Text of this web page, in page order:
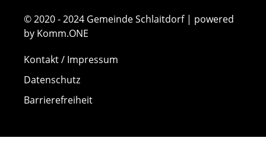
© 2020 - 2024 Gemeinde Schlaitdorf | powered
by Komm.ONE
Kontakt / Impressum
Datenschutz
Barrierefreiheit